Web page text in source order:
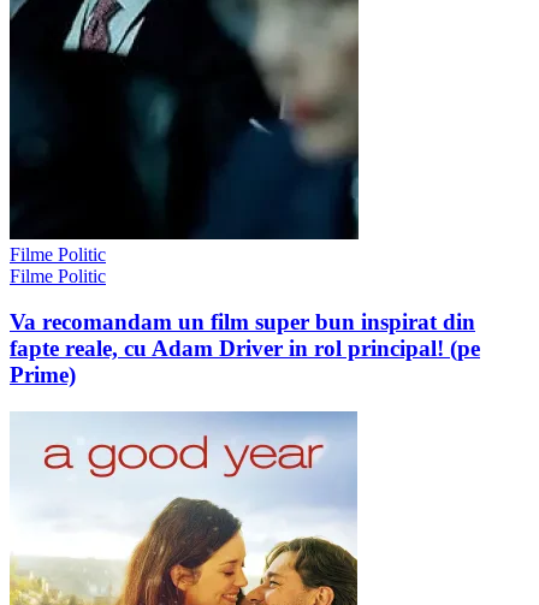
Filme Politic
Filme Politic
Va recomandam un film super bun inspirat din
fapte reale, cu Adam Driver in rol principal! (pe
Prime)